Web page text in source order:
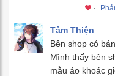
·
Tâm Thiện
Bên shop có
Mình thấy bên
mẫu áo khoác